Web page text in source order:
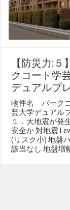
【防災力:５
クコート学
デュアルプ
物件名 パーク
芸大学デュアル
１．大地震が発
安全か 対地震
(リスク小) 地盤
該当なし 地盤増